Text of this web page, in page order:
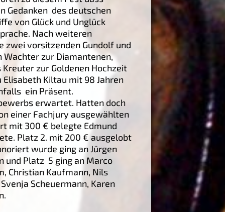
des deutschen
von Glück und Unglück
Nach weiteren
zwei vorsitzenden Gundolf und
Wachter zur Diamantenen,
zur Goldenen Hochzeit
Kiltau mit 98 Jahren
ein Präsent.
erwartet. Hatten doch
einer Fachjury ausgewählten
mit 300 € belegte Edmund
Platz 2. mit 200 € ausgelobt
wurde ging an Jürgen
und Platz 5 ging an Marco
Christian Kaufmann, Nils
Scheuermann, Karen